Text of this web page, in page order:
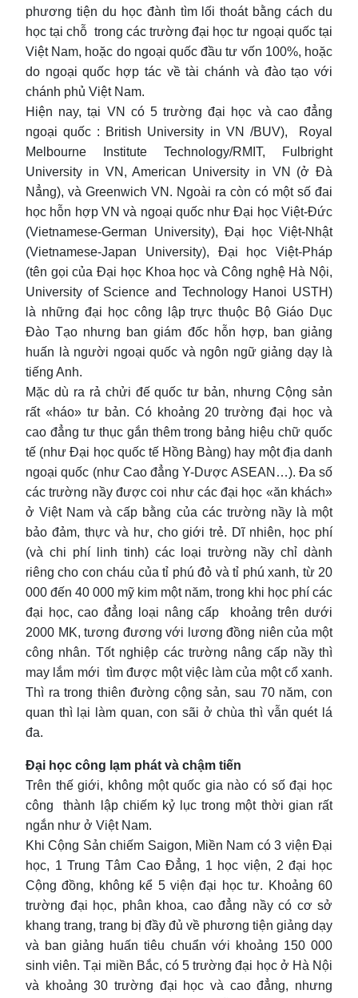
phương tiện du học đành tìm lối thoát bằng cách du
học tại chỗ trong các trường đại học tư ngoại quốc tại
Việt Nam, hoặc do ngoại quốc đầu tư vốn 100%, hoặc
do ngoại quốc hợp tác về tài chánh và đào tạo với
chánh phủ Việt Nam.
Hiện nay, tại VN có 5 trường đại học và cao đẳng
ngoại quốc : British University in VN /BUV), Royal
Melbourne Institute Technology/RMIT, Fulbright
University in VN, American University in VN (ở Đà
Nẳng), và Greenwich VN. Ngoài ra còn có một số đai
học hỗn hợp VN và ngoại quốc như Đại học Việt-Đức
(Vietnamese-German University), Đại học Việt-Nhật
(Vietnamese-Japan University), Đại học Việt-Pháp
(tên gọi của Đại học Khoa học và Công nghệ Hà Nội,
University of Science and Technology Hanoi USTH)
là những đại học công lập trực thuộc Bộ Giáo Dục
Đào Tạo nhưng ban giám đốc hỗn hợp, ban giảng
huấn là người ngoại quốc và ngôn ngữ giảng dạy là
tiếng Anh.
Mặc dù ra rả chửi đế quốc tư bản, nhưng Cộng sản
rất «háo» tư bản. Có khoảng 20 trường đại học và
cao đẳng tư thục gắn thêm trong bảng hiệu chữ quốc
tế (như Đại học quốc tế Hồng Bàng) hay một địa danh
ngoại quốc (như Cao đẳng Y-Dược ASEAN…). Đa số
các trường nầy được coi như các đại học «ăn khách»
ở Việt Nam và cấp bằng của các trường nầy là một
bảo đảm, thực và hư, cho giới trẻ. Dĩ nhiên, học phí
(và chi phí linh tinh) các loại trường nầy chỉ dành
riêng cho con cháu của tỉ phú đỏ và tỉ phú xanh, từ 20
000 đến 40 000 mỹ kim một năm, trong khi học phí các
đại học, cao đẳng loại nâng cấp khoảng trên dưới
2000 MK, tương đương với lương đồng niên của một
công nhân. Tốt nghiệp các trường nâng cấp nầy thì
may lắm mới tìm được một việc làm của một cổ xanh.
Thì ra trong thiên đường cộng sản, sau 70 năm, con
quan thì lại làm quan, con sãi ở chùa thì vẫn quét lá
đa.
Đại học công lạm phát và chậm tiến
Trên thế giới, không một quốc gia nào có số đại học
công thành lập chiếm kỷ lục trong một thời gian rất
ngắn như ở Việt Nam.
Khi Cộng Sản chiếm Saigon, Miền Nam có 3 viện Đại
học, 1 Trung Tâm Cao Đẳng, 1 học viện, 2 đại học
Cộng đồng, không kể 5 viện đại học tư. Khoảng 60
trường đại học, phân khoa, cao đẳng nầy có cơ sở
khang trang, trang bị đầy đủ về phương tiện giảng dạy
và ban giảng huấn tiêu chuẩn với khoảng 150 000
sinh viên. Tại miền Bắc, có 5 trường đại học ở Hà Nội
và khoảng 30 trường đại học và cao đẳng, nhưng